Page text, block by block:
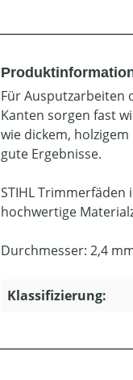
Für Ausputzarbeiten
Kanten sorgen fast
wie dickem,
gute Ergebnisse.
STIHL
hochwertige
Durchmesser: 2,4
Klassifizierung: